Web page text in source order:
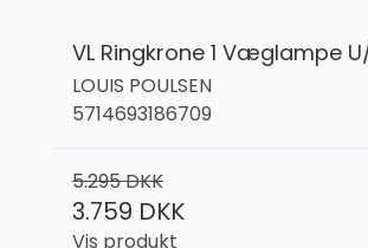
VL Ringkrone 1 Væglampe
LOUIS POULSEN
5714693186709
5.295 DKK
3.759 DKK
Vis produkt